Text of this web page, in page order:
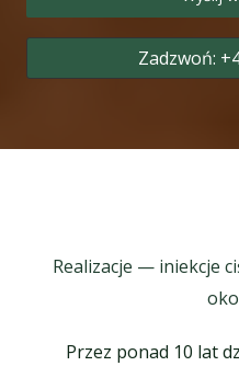
Zadzwoń:
Realizacje — iniekcje
Przez ponad 10 lat